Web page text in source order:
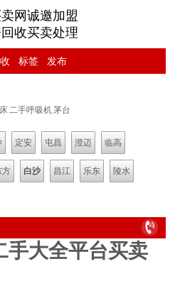
网诚邀加盟
收买卖处理
标签 发布
二手呼吸机茅台
定安 屯昌 澄迈 临高
方 白沙 昌江 乐东 陵水
手大全平台买卖